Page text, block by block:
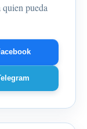
quien pueda